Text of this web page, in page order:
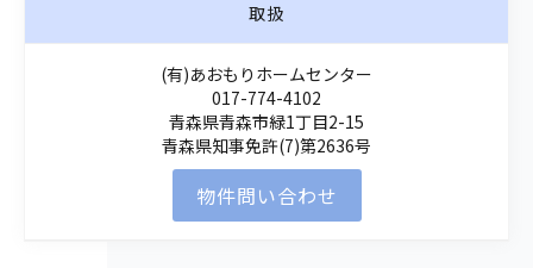
取扱
(有)あおもりホームセンター
017-774-4102
青森県青森市緑1丁目2-15
青森県知事免許(7)第2636号
物件問い合わせ